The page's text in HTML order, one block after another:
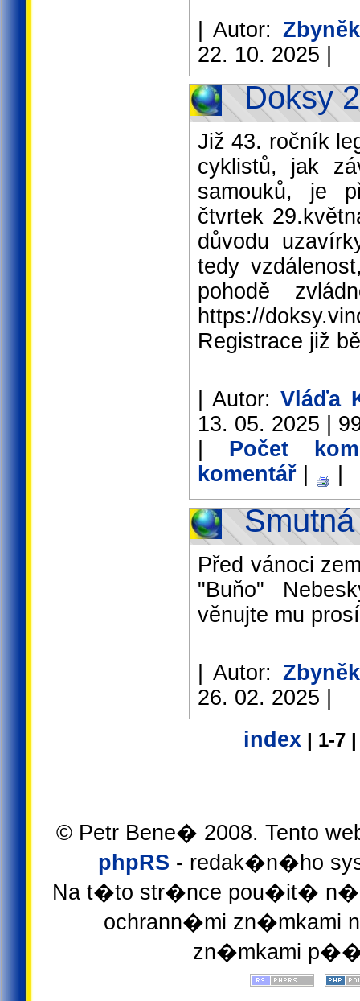
| Autor:
22. 10. 2025 |
Doksy
Již 43. ročník
cyklistů, jak
samouků, je
čtvrtek
důvodu
tedy
pohodě
https://
Registrace již
| Autor:Vláďa
13. 05. 2025 |
Počet
komentář
Před vánoci
"Buňo"
věnujte mu
| Autor:
26. 02. 2025 |
index | 1-7
© Petr Bene� 2008. Tento
phpRS - redak�n�ho
Na t�to str�nce pou�it�
ochrann�mi zn�mkami
zn�mkami